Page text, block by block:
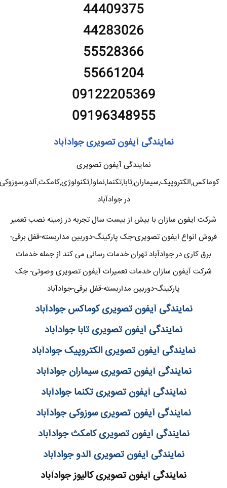
44409375
44283026
55528366
55661204
09122205369
09196348955
نمایندگی آیفون تصویری جوادآباد
نمایندگی آیفون تصویری
کوماکس,الکتروپیک,سیماران,تابا,تکنما,نماوا,تکنولوژی,کامکث,آلدو,سوزوکی
در جوادآباد
شرکت ایفون سازان با بیش از بیست سال تجربه در زمینه نصب تعمیر
فروش انواع ایفون تصویری-جک پارکینگ-دوربین مداربسته-قفل برقی-
برق کاری در جوادآباد تهران خدمات رسانی می کند از جمله خدمات
شرکت آیفون سازان خدمات تعمیرات آیفون تصویری وصوتی- جک
پارکینگ-دوربین مداربسته-قفل برقی-جوادآباد
نمایندگی آیفون تصویری کوماکس جوادآباد
نمایندگی آیفون تصویری تابا جوادآباد
نمایندگی آیفون تصویری الکتروپیک جوادآباد
نمایندگی آیفون تصویری سیماران جوادآباد
نمایندگی آیفون تصویری تکنما جوادآباد
نمایندگی آیفون تصویری سوزوکی جوادآباد
نمایندگی آیفون تصویری کامکث جوادآباد
نمایندگی آیفون تصویری آلدو جوادآباد
نمایندگی آیفون تصویری کالیوز جوادآباد